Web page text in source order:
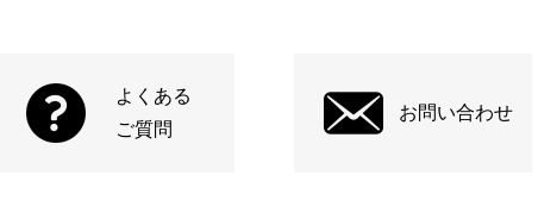
よくある
ご質問
お問い合わせ